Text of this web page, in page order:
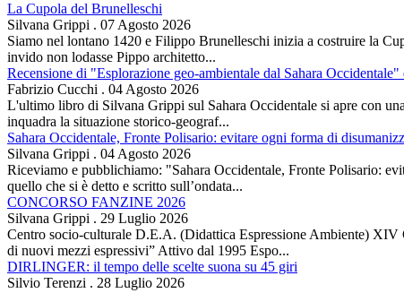
La Cupola del Brunelleschi
Silvana Grippi . 07 Agosto 2026
Siamo nel lontano 1420 e Filippo Brunelleschi inizia a costruire la
invido non lodasse Pippo architetto...
Recensione di "Esplorazione geo-ambientale dal Sahara
Fabrizio Cucchi . 04 Agosto 2026
L'ultimo libro di Silvana Grippi sul Sahara Occidentale si apre con
inquadra la situazione storico-geograf...
Sahara Occidentale, Fronte Polisario: evitare ogni forma di
Silvana Grippi . 04 Agosto 2026
Riceviamo e pubblichiamo: "Sahara Occidentale, Fronte Polisario:
quello che si è detto e scritto sull’ondata...
CONCORSO FANZINE 2026
Silvana Grippi . 29 Luglio 2026
Centro socio-culturale D.E.A. (Didattica Espressione Ambiente)
di nuovi mezzi espressivi” Attivo dal 1995 Espo...
DIRLINGER: il tempo delle scelte suona su 45 giri
Silvio Terenzi . 28 Luglio 2026